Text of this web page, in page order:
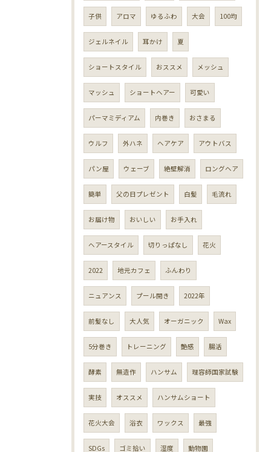
子供 アロマ ゆるふわ 大会 100均
ジェルネイル 耳かけ 夏
ショートスタイル おススメ メッシュ
マッシュ ショートヘアー 可愛い
パーマミディアム 内巻き おさまる
ウルフ 外ハネ ヘアケア アウトバス
パン屋 ウェーブ 絶壁解消 ロングヘア
簡単 父の日プレゼント 白髪 毛流れ
お届け物 おいしい お手入れ
ヘアースタイル 切りっぱなし 花火
2022 地元カフェ ふんわり
ニュアンス プール開き 2022年
前髪なし 大人気 オーガニック Wax
5分巻き トレーニング 艶感 腸活
酵素 無造作 ハンサム 理容師国家試験
実技 オススメ ハンサムショート
花火大会 浴衣 ワックス 最強
SDGs ゴミ拾い 湿度 動物園